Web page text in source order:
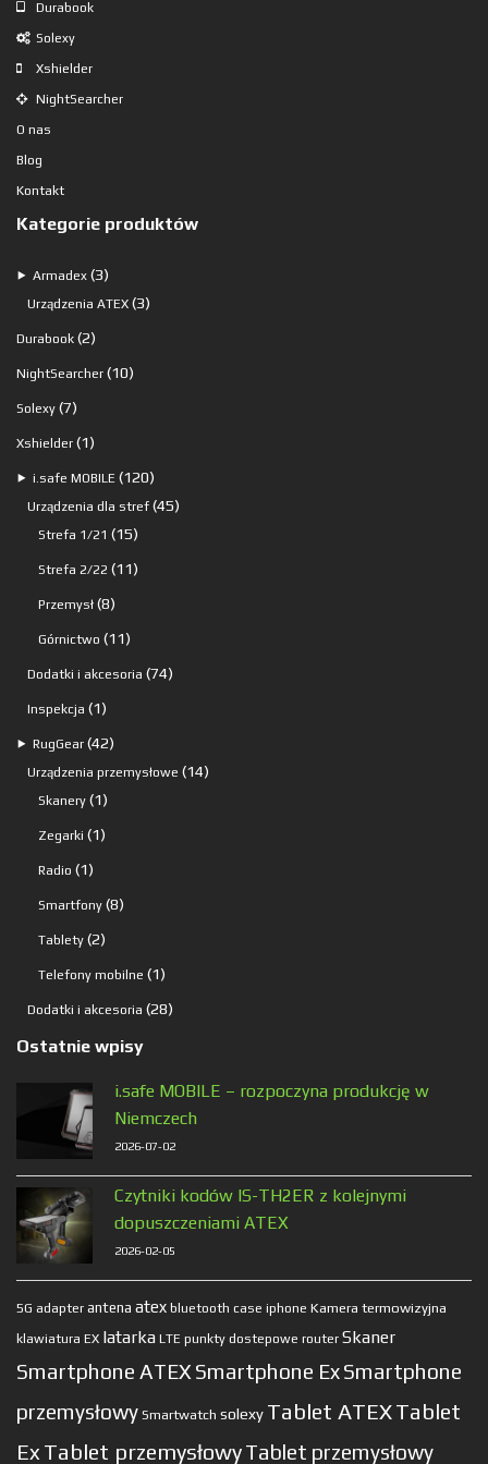
Durabook
Solexy
Xshielder
NightSearcher
O nas
Blog
Kontakt
Kategorie produktów
⯈ Armadex 33
produkty
Urządzenia ATEX 33
Durabook 22
produkty
NightSearcher 1010
Solexy 77
produktów
Xshielder 11
produkt
⯈ i.safe MOBILE 120120
produktów
Urządzenia dla stref 4545
Strefa 1/21 1515
produktów
Strefa 2/22 1111
Przemysł 88
produktów
Górnictwo 1111
produktów
Dodatki i akcesoria 7474
Inspekcja 11
produkt
⯈ RugGear 4242
produkty
Urządzenia przemysłowe 1414
Skanery 11
produkt
Zegarki 11
Radio 11
produkt
Smartfony 88
Tablety 22
produkty
Telefony mobilne 11
produkt
Dodatki i akcesoria 2828
Ostatnie wpisy
i.safe MOBILE – rozpoczyna produkcję w
Niemczech
2026-07-02
Czytniki kodów IS-TH2ER z kolejnymi
dopuszczeniami ATEX
2026-02-05
5G adapter antena atex bluetooth case iphone Kamera termowizyjna
klawiatura EX latarka LTE punkty dostepowe router Skaner
Smartphone ATEX Smartphone ExSmartphone
przemysłowy Smartwatch solexy Tablet ATEXTablet
Ex Tablet przemysłowyTablet przemysłowy